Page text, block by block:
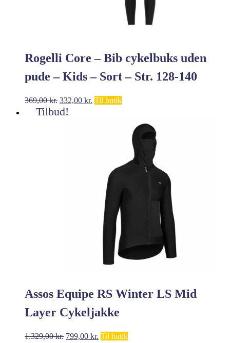
Rogelli Core – Bib cykelbuks uden
pude – Kids – Sort – Str. 128-140
369,00kr. Den
oprindelige
pris
332,00 kr. Den
Til butik
Tilbud!
Assos Equipe RS Winter LS Mid
Layer Cykeljakke
1.329,00kr. Den
799,00 kr. Den
Til butik